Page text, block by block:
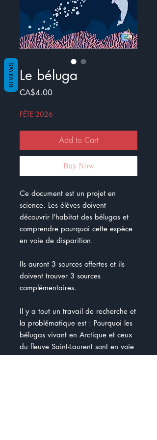
Le béluga
CA$4.00Price
FÊTE 2026
Add to Cart
Buy Now
Ce document est un projet en
science. Les élèves doivent
découvrir l'habitat des bélugas et
comprendre pourquoi cette espèce
en voie de disparition.
Ils auront 3 sources offertes et ils
doivent trouver 3 sources
complémentaires.
Il y a tout un travail de recherche et
la problématique est : Pourquoi les
bélugas vivant en Arctique et ceux
du fleuve Saint-Laurent sont en voie
de disparition alors qu'ils ne vivent
REVIEWS